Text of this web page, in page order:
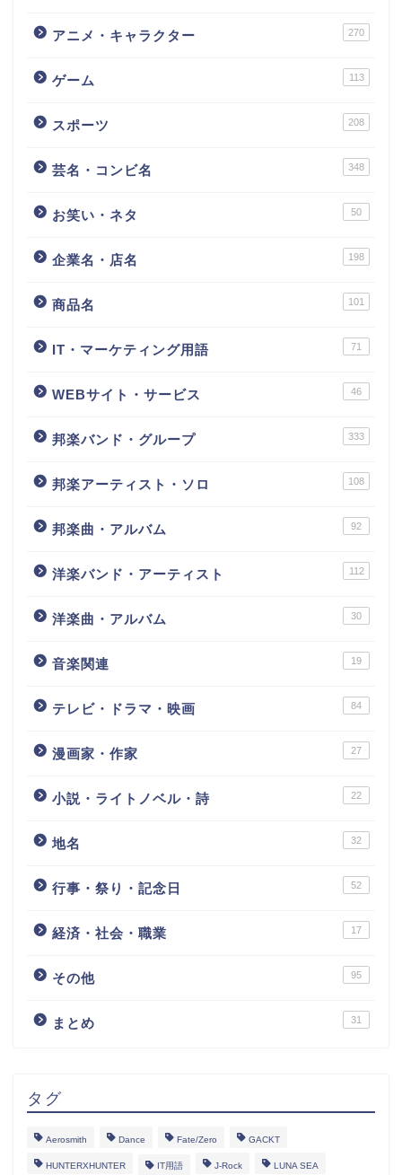
アニメ・キャラクター 270
ゲーム 113
スポーツ 208
芸名・コンビ名 348
お笑い・ネタ 50
企業名・店名 198
商品名 101
IT・マーケティング用語 71
WEBサイト・サービス 46
邦楽バンド・グループ 333
邦楽アーティスト・ソロ 108
邦楽曲・アルバム 92
洋楽バンド・アーティスト 112
洋楽曲・アルバム 30
音楽関連 19
テレビ・ドラマ・映画 84
漫画家・作家 27
小説・ライトノベル・詩 22
地名 32
行事・祭り・記念日 52
経済・社会・職業 17
その他 95
まとめ 31
タグ
Aerosmith Dance Fate/Zero GACKT
HUNTERXHUNTER IT用語 J-Rock LUNA SEA